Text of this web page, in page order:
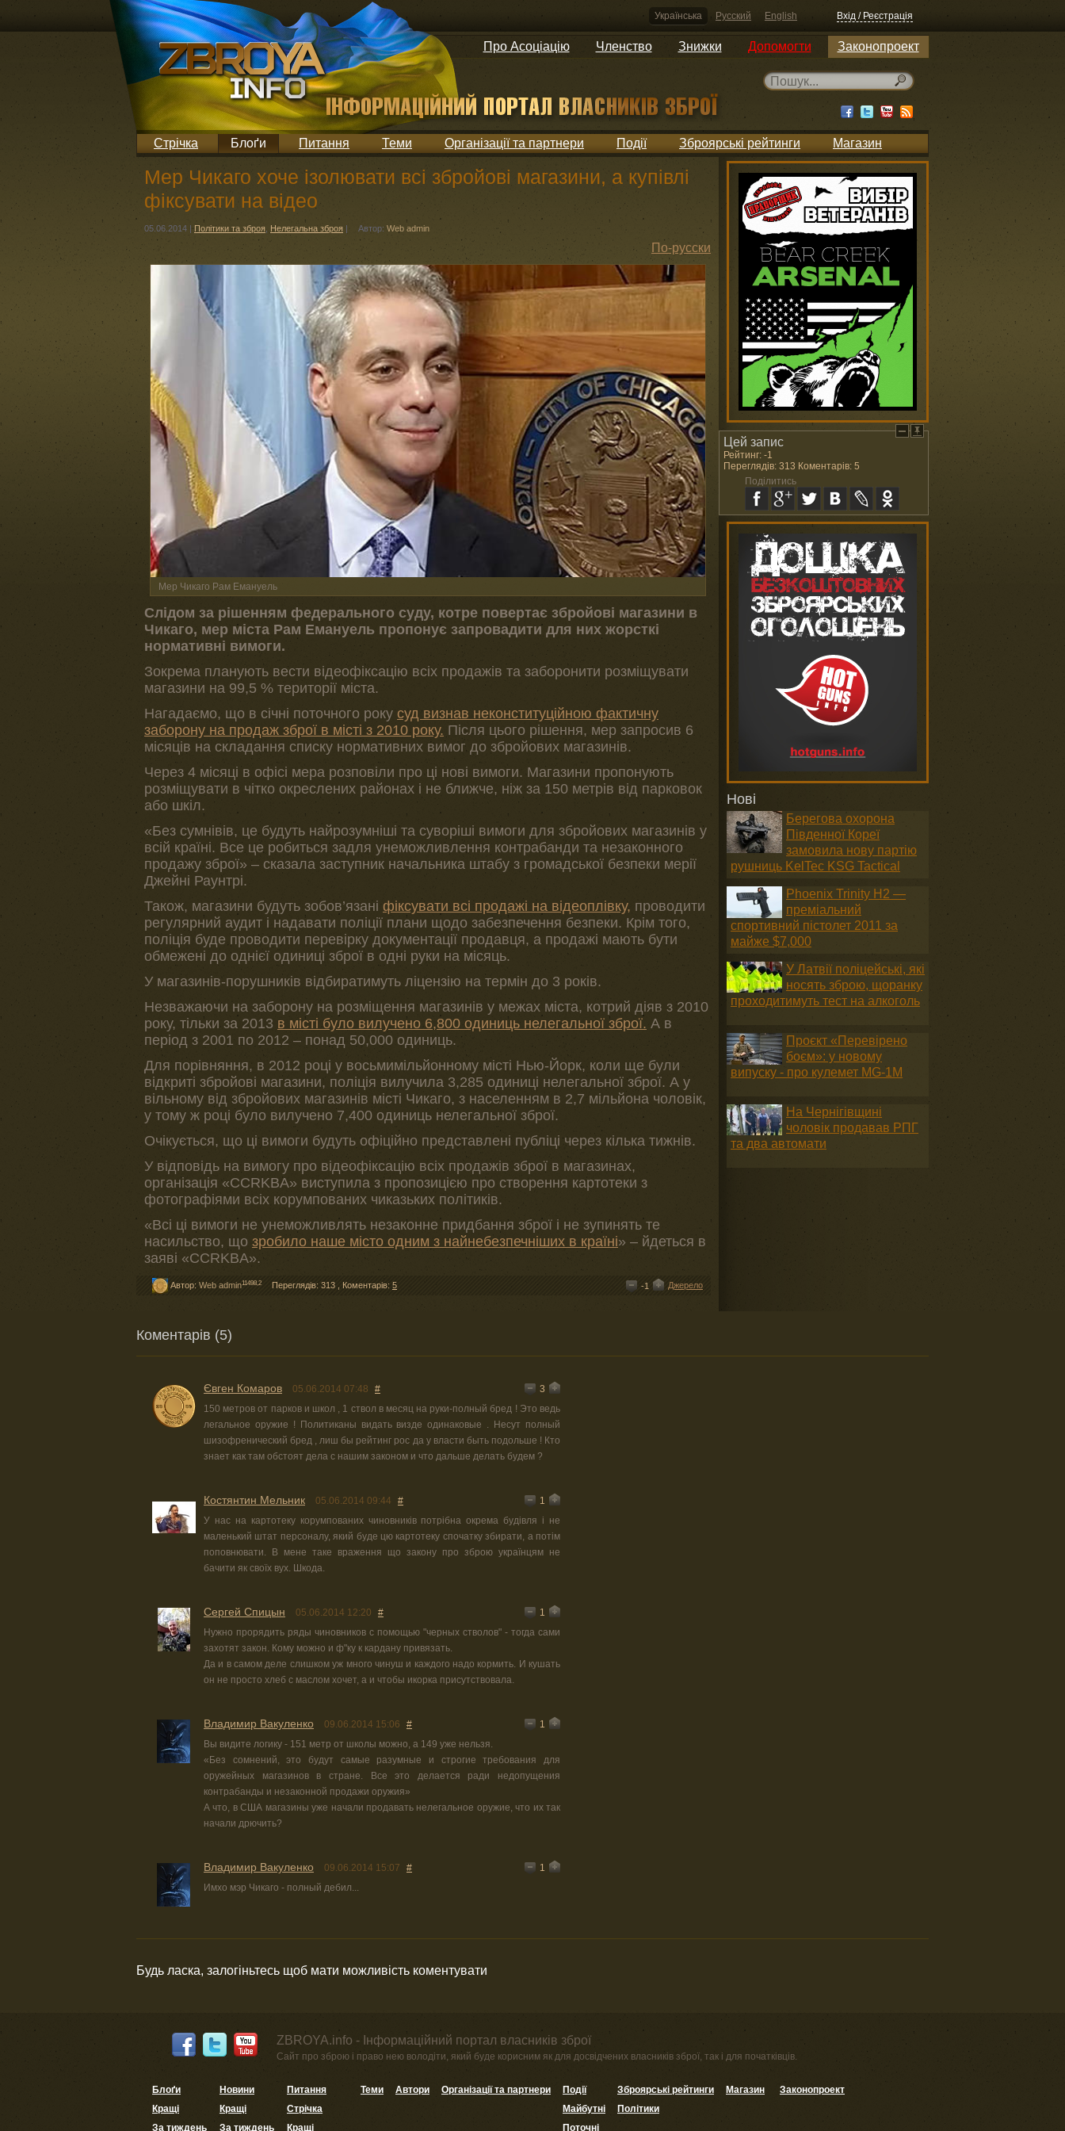
Українська Русский English Вхід / Реєстрація
Про Асоціацію Членство Знижки Допомогти Законопроект
Стрічка Блоґи Питання Теми Організації та партнери Події Зброярські рейтинги Магазин
Мер Чикаго хоче ізолювати всі збройові магазини, а купівлі
фіксувати на відео
05.06.2014 | Політики та зброя Нелегальна зброя | Автор: Web admin
По-русски
Мер Чикаго Рам Емануель
Слідом за рішенням федерального суду, котре повертає збройові магазини в
Чикаго, мер міста Рам Емануель пропонує запровадити для них жорсткі
нормативні вимоги.
Зокрема планують вести відеофіксацію всіх продажів та заборонити розміщувати
магазини на 99,5 % території міста.
Нагадаємо, що в січні поточного року суд визнав неконституційною фактичну
заборону на продаж зброї в місті з 2010 року. Після цього рішення, мер запросив 6
місяців на складання списку нормативних вимог до збройових магазинів.
Через 4 місяці в офісі мера розповіли про ці нові вимоги. Магазини пропонують
розміщувати в чітко окреслених районах і не ближче, ніж за 150 метрів від парковок
або шкіл.
«Без сумнівів, це будуть найрозумніші та суворіші вимоги для збройових магазинів у
всій країні. Все це робиться задля унеможливлення контрабанди та незаконного
продажу зброї» – сказала заступник начальника штабу з громадської безпеки мерії
Джейні Раунтрі.
Також, магазини будуть зобов’язані фіксувати всі продажі на відеоплівку, проводити
регулярний аудит і надавати поліції плани щодо забезпечення безпеки. Крім того,
поліція буде проводити перевірку документації продавця, а продажі мають бути
обмежені до однієї одиниці зброї в одні руки на місяць.
У магазинів-порушників відбиратимуть ліцензію на термін до 3 років.
Незважаючи на заборону на розміщення магазинів у межах міста, котрий діяв з 2010
року, тільки за 2013 в місті було вилучено 6,800 одиниць нелегальної зброї. А в
період з 2001 по 2012 – понад 50,000 одиниць.
Для порівняння, в 2012 році у восьмимільйонному місті Нью-Йорк, коли ще були
відкриті збройові магазини, поліція вилучила 3,285 одиниці нелегальної зброї. А у
вільному від збройових магазинів місті Чикаго, з населенням в 2,7 мільйона чоловік,
у тому ж році було вилучено 7,400 одиниць нелегальної зброї.
Очікується, що ці вимоги будуть офіційно представлені публіці через кілька тижнів.
У відповідь на вимогу про відеофіксацію всіх продажів зброї в магазинах,
організація «CCRKBA» виступила з пропозицією про створення картотеки з
фотографіями всіх корумпованих чиказьких політиків.
«Всі ці вимоги не унеможливлять незаконне придбання зброї і не зупинять те
насильство, що зробило наше місто одним з найнебезпечніших в країні» – йдеться в
заяві «CCRKBA».
Автор: Web admin11498,2 Переглядів: 313 Коментарів: 5 Джерело
-1
Нові
Берегова охорона
Південної Кореї
замовила нову партію
рушниць KelTec KSG Tactical
Phoenix Trinity H2 —
преміальний
спортивний пістолет 2011 за
майже $7,000
У Латвії поліцейські, які
носять зброю, щоранку
проходитимуть тест на алкоголь
Проєкт «Перевірено
боєм»: у новому
випуску - про кулемет MG-1М
На Чернігівщині
чоловік продавав РПГ
та два автомати
Цей запис
Рейтинг: -1
Переглядів: 313 Коментарів: 5
Поділитись
Коментарів (5)
Євген Комаров 05.06.2014 07:48 #
3
150 метров от парков и школ , 1 ствол в месяц на руки-полный бред ! Это ведь
легальное оружие ! Политиканы видать визде одинаковые . Несут полный
шизофренический бред , лиш бы рейтинг рос да у власти быть подольше ! Кто
знает как там обстоят дела с нашим законом и что дальше делать будем ?
Костянтин Мельник 05.06.2014 09:44 #
1
У нас на картотеку корумпованих чиновників потрібна окрема будівля і не
маленький штат персоналу, який буде цю картотеку спочатку збирати, а потім
поповнювати. В мене таке враження що закону про зброю українцям не
бачити як своїх вух. Шкода.
Сергей Спицын 05.06.2014 12:20 #
1
Нужно прорядить ряды чиновников с помощью "черных стволов" - тогда сами
захотят закон. Кому можно и ф"ку к кардану привязать.
Да и в самом деле слишком уж много чинуш и каждого надо кормить. И кушать
он не просто хлеб с маслом хочет, а и чтобы икорка присутствовала.
Владимир Вакуленко 09.06.2014 15:06 #
1
Вы видите логику - 151 метр от школы можно, а 149 уже нельзя.
«Без сомнений, это будут самые разумные и строгие требования для
оружейных магазинов в стране. Все это делается ради недопущения
контрабанды и незаконной продажи оружия»
А что, в США магазины уже начали продавать нелегальное оружие, что их так
начали дрючить?
Владимир Вакуленко 09.06.2014 15:07 #
1
Имхо мэр Чикаго - полный дебил...
Будь ласка, залогіньтесь щоб мати можливість коментувати
ZBROYA.info - Інформаційний портал власників зброї
Сайт про зброю і право нею володіти, який буде корисним як для досвідчених власників зброї, так і для початківців.
Блоґи
Кращі
За тиждень
Новини
Кращі
За тиждень
Питання
Стрічка
Кращі
Теми Автори Організації та партнери
Події
Майбутні
Поточні
Зброярські рейтинги
Політики
Магазин Законопроект